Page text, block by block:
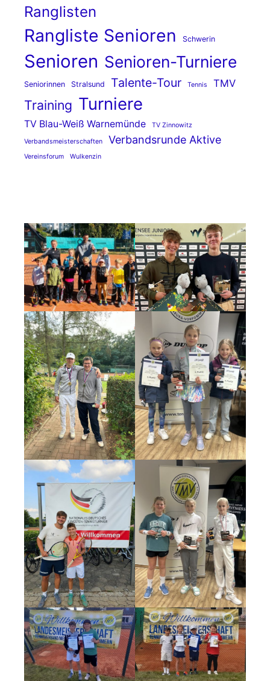
Ranglisten
Rangliste Senioren Schwerin
Senioren Senioren-Turniere
Seniorinnen Stralsund Talente-Tour Tennis TMV
Training Turniere
TV Blau-Weiß Warnemünde TV Zinnowitz
Verbandsmeisterschaften Verbandsrunde Aktive
Vereinsforum Wulkenzin